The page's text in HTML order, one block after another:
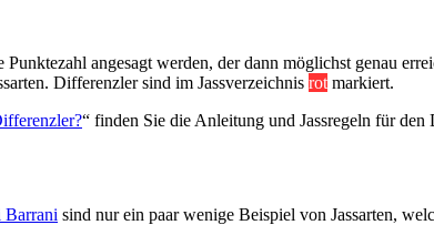
angesagt werden, der dann möglichst genau
Differenzler sind im Jassverzeichnis rot markiert.
“ finden Sie die Anleitung und Jassregeln für den
Barrani sind nur ein paar wenige Beispiel von Jassarten,